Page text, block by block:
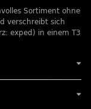
Sortiment ohne
verschreibt sich
exped) in einem T3